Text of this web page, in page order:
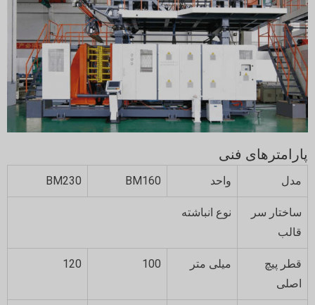
پارامترهای فنی
مدل واحد BM160
BM230
ساختار سر
قالب
نوع انباشته
قطر پیچ
اصلی
میلی متر 100
120